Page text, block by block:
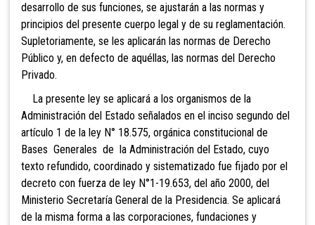
desarrollo de sus funciones, se ajustarán a las normas y
principios del presente cuerpo legal y de su reglamentación.
Supletoriamente, se les aplicarán las normas de Derecho
Público y, en defecto de aquéllas, las normas del Derecho
Privado.
La presente ley se aplicará a los organismos de la
Administración del Estado señalados en el inciso segundo del
artículo 1 de la ley N° 18.575, orgánica constitucional de
Bases Generales de la Administración del Estado, cuyo
texto refundido, coordinado y sistematizado fue fijado por el
decreto con fuerza de ley N°1-19.653, del año 2000, del
Ministerio Secretaría General de la Presidencia. Se aplicará
de la misma forma a las corporaciones, fundaciones y